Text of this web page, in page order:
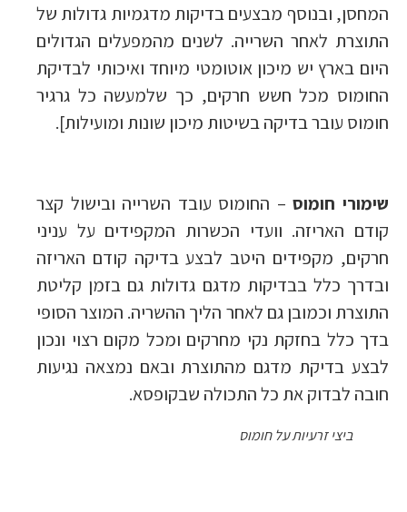
המחסן, ובנוסף מבצעים בדיקות מדגמיות גדולות של
התוצרת לאחר השרייה. לשנים מהמפעלים הגדולים
היום בארץ יש מיכון אוטומטי מיוחד ואיכותי לבדיקת
החומוס מכל חשש חרקים, כך שלמעשה כל גרגיר
חומוס עובר בדיקה בשיטות מיכון שונות ומועילות].
שימורי חומוס– החומוס עובד השרייה ובישול קצר
קודם האריזה. וועדי הכשרות המקפידים על עניני
חרקים, מקפידים היטב לבצע בדיקה קודם האריזה
ובדרך כלל בבדיקות מדגם גדולות גם בזמן קליטת
התוצרת וכמובן גם לאחר הליך ההשריה. המוצר הסופי
בדך כלל בחזקת נקי מחרקים ומכל מקום רצוי ונכון
לבצע בדיקת מדגם מהתוצרת ובאם נמצאה נגיעות
חובה לבדוק את כל התכולה שבקופסא.
ביצי זרעיות על חומוס